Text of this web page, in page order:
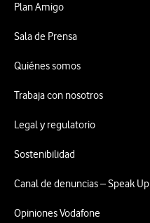
Plan Amigo
Sala de Prensa
Quiénes somos
Trabaja con nosotros
Legal y regulatorio
Sostenibilidad
Canal de denuncias – Speak Up
Opiniones Vodafone